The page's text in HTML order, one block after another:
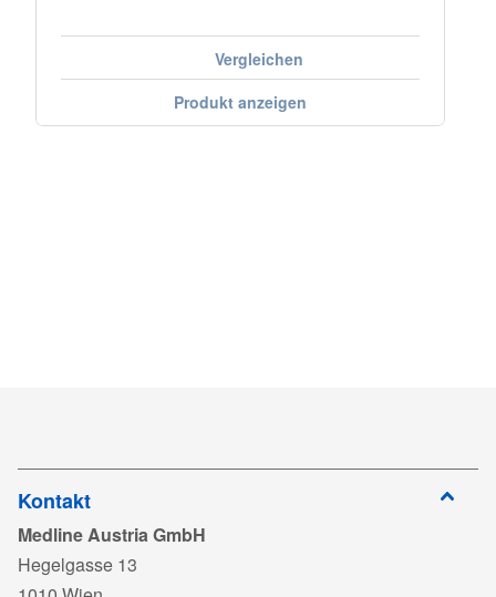
Vergleichen
Produkt anzeigen
Kontakt
Medline Austria GmbH
Hegelgasse 13